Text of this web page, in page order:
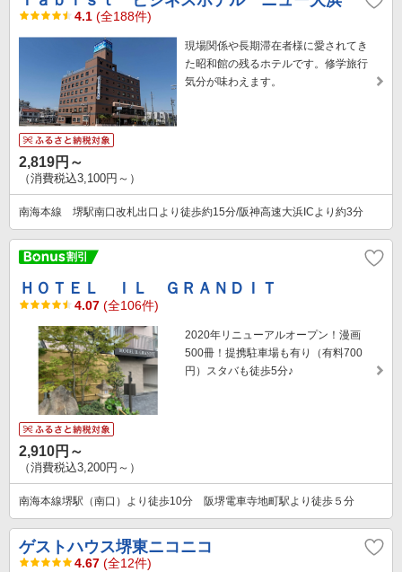
4.1 (全188件)
現場関係や長期滞在者様に愛されてき
た昭和館の残るホテルです。修学旅行
気分が味わえます。
2,819円～
（消費税込3,100円～）
南海本線 堺駅南口改札出口より徒歩約15分/阪神高速大浜ICより約3分
ＨＯＴＥＬ ＩＬ ＧＲＡＮＤＩＴ
4.07 (全106件)
2020年リニューアルオープン！漫画
500冊！提携駐車場も有り（有料700
円）スタバも徒歩5分♪
2,910円～
（消費税込3,200円～）
南海本線堺駅（南口）より徒歩10分 阪堺電車寺地町駅より徒歩５分
ゲストハウス堺東ニコニコ
4.67 (全12件)